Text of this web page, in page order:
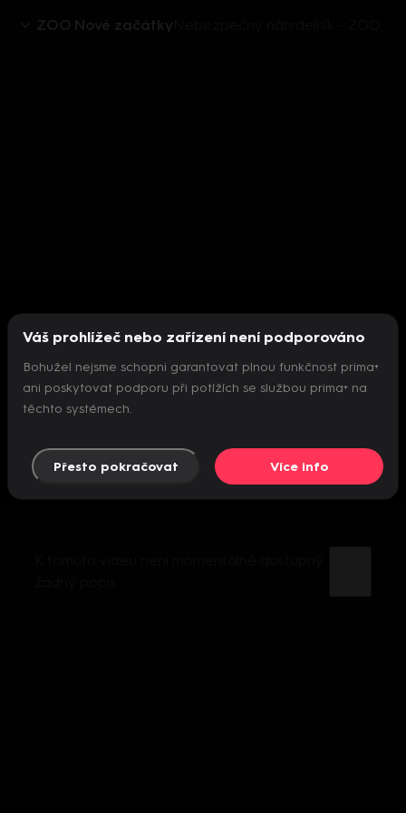
ZOO Nové začátky
Nepodařilo se inicializovat přehrávač
Váš prohlížeč nebo zařízení není podporováno
Bohužel nejsme schopni garantovat plnou funkčnost prima+
ani poskytovat podporu při potížích se službou prima+ na
těchto systémech.
Přesto pokračovat Více info